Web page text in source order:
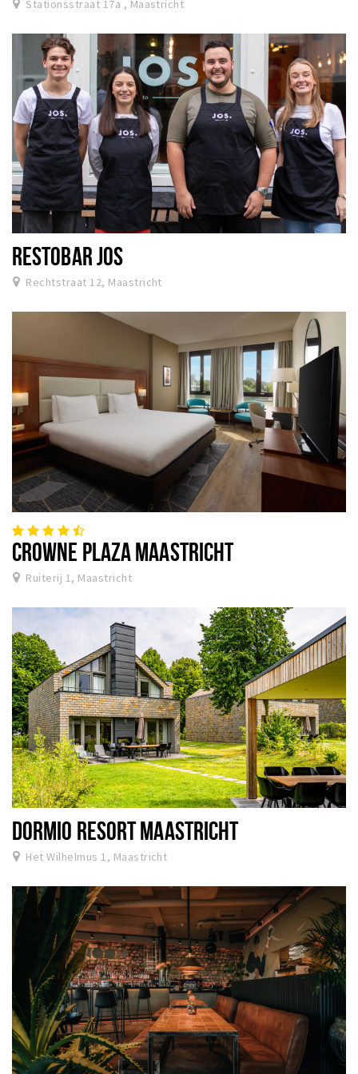
Stationsstraat 17a , Maastricht
RESTOBAR JOS
Rechtstraat 12, Maastricht
CROWNE PLAZA MAASTRICHT
Ruiterij 1, Maastricht
DORMIO RESORT MAASTRICHT
Het Wilhelmus 1, Maastricht